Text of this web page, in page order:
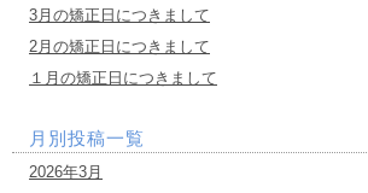
3月の矯正日につきまして
2月の矯正日につきまして
１月の矯正日につきまして
月別投稿一覧
2026年3月